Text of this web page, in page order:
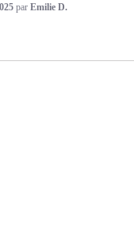
par Emilie D.